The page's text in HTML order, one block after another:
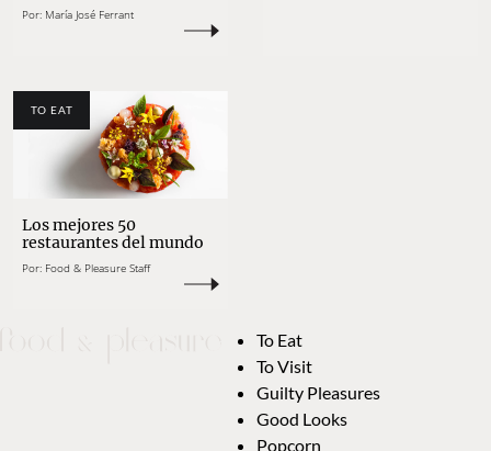
Por: María José Ferrant
TO EAT
Los mejores 50
restaurantes del mundo
Por: Food & Pleasure Staff
To Eat
To Visit
Guilty Pleasures
Good Looks
Popcorn